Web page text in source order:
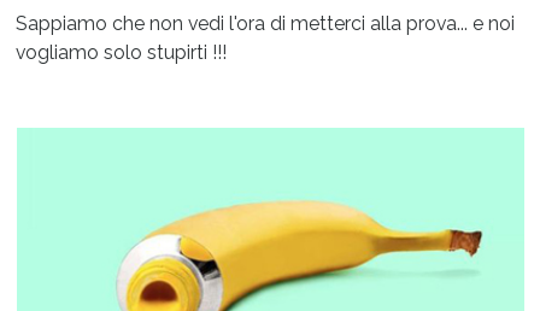
Sappiamo che non vedi l'ora di metterci alla prova... e noi
vogliamo solo stupirti !!!